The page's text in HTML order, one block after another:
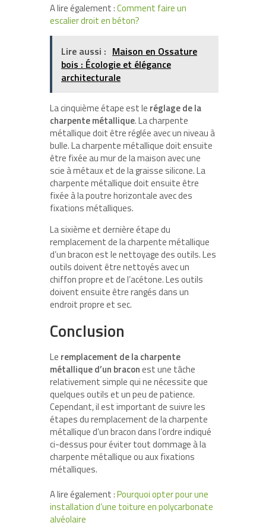
A lire également :Comment faire un
escalier droit en béton?
Lire aussi : Maison en Ossature
bois : Écologie et élégance
architecturale
La cinquième étape est le réglage de la
charpente métallique. La charpente
métallique doit être réglée avec un niveau à
bulle. La charpente métallique doit ensuite
être fixée au mur de la maison avec une
scie à métaux et de la graisse silicone. La
charpente métallique doit ensuite être
fixée à la poutre horizontale avec des
fixations métalliques.
La sixième et dernière étape du
remplacement de la charpente métallique
d’un bracon est le nettoyage des outils. Les
outils doivent être nettoyés avec un
chiffon propre et de l’acétone. Les outils
doivent ensuite être rangés dans un
endroit propre et sec.
Conclusion
Le remplacement de la charpente
métallique d’un braconest une tâche
relativement simple qui ne nécessite que
quelques outils et un peu de patience.
Cependant, il est important de suivre les
étapes du remplacement de la charpente
métallique d’un bracon dans l’ordre indiqué
ci-dessus pour éviter tout dommage à la
charpente métallique ou aux fixations
métalliques.
A lire également :Pourquoi opter pour une
installation d’une toiture en polycarbonate
alvéolaire